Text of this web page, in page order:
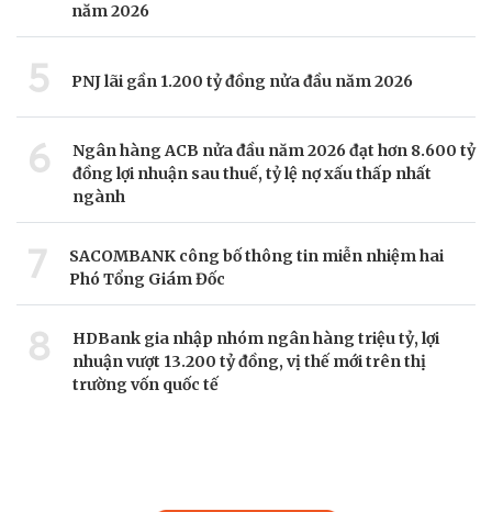
năm 2026
5 PNJ lãi gần 1.200 tỷ đồng nửa đầu năm 2026
6
Ngân hàng ACB nửa đầu năm 2026 đạt hơn 8.600 tỷ
đồng lợi nhuận sau thuế, tỷ lệ nợ xấu thấp nhất
ngành
7
SACOMBANK công bố thông tin miễn nhiệm hai
Phó Tổng Giám Đốc
8
HDBank gia nhập nhóm ngân hàng triệu tỷ, lợi
nhuận vượt 13.200 tỷ đồng, vị thế mới trên thị
trường vốn quốc tế